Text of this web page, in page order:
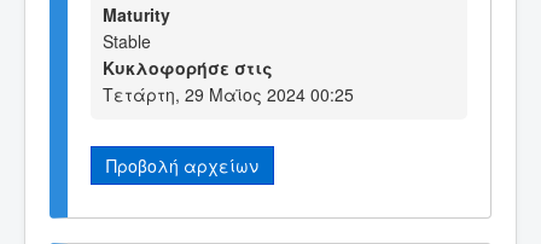
Maturity
Stable
Κυκλοφορήσε στις
Τετάρτη, 29 Μαϊος 2024 00:25
Προβολή αρχείων